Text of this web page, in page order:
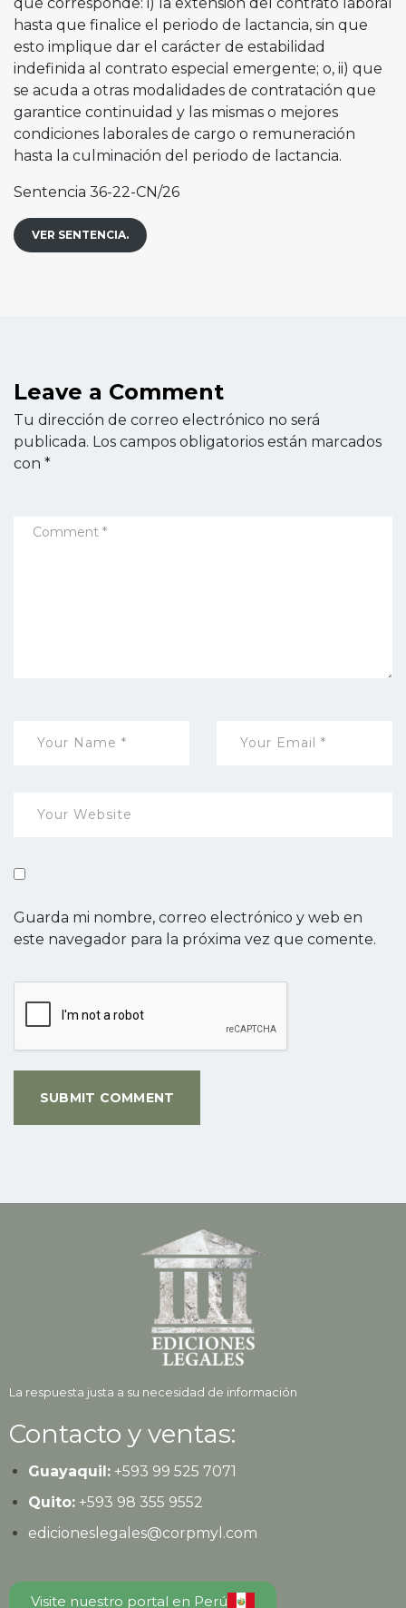
hasta que finalice el periodo de lactancia, sin que
esto implique dar el carácter de estabilidad
indefinida al contrato especial emergente; o, ii) que
se acuda a otras modalidades de contratación que
garantice continuidad y las mismas o mejores
condiciones laborales de cargo o remuneración
hasta la culminación del periodo de lactancia.
Sentencia 36-22-CN/26
VER SENTENCIA.
Leave a Comment
Tu dirección de correo electrónico no será
publicada. Los campos obligatorios están marcados
con *
Guarda mi nombre, correo electrónico y web en
este navegador para la próxima vez que comente.
La respuesta justa a su necesidad de información
Contacto y ventas:
Guayaquil:+593 99 525 7071
Quito:+593 98 355 9552
edicioneslegales@corpmyl.com
Visite nuestro portal en Perú